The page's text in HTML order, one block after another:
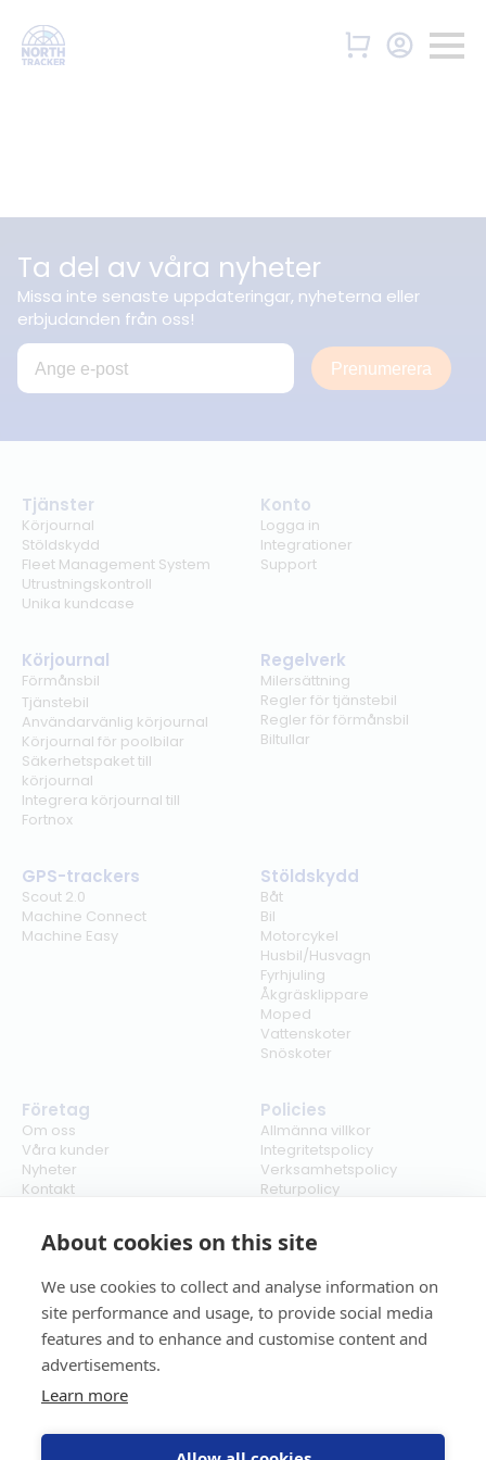
About cookies on this site
We use cookies to collect and analyse information on
site performance and usage, to provide social media
features and to enhance and customise content and
advertisements.
Learn more
Ta del av våra nyheter
Missa inte senaste uppdateringar, nyheterna eller
erbjudanden från oss!
Prenumerera
Tjänster
Körjournal
Stöldskydd
Fleet Management System
Utrustningskontroll
Unika kundcase
Konto
Logga in
Integrationer
Support
Körjournal
Förmånsbil
Tjänstebil
Användarvänlig körjournal
Körjournal för poolbilar
Säkerhetspaket till
körjournal
Integrera körjournal till
Fortnox
Regelverk
Milersättning
Regler för tjänstebil
Regler för förmånsbil
Biltullar
GPS-trackers
Scout 2.0
Machine Connect
Machine Easy
Stöldskydd
Båt
Bil
Motorcykel
Husbil/Husvagn
Fyrhjuling
Åkgräsklippare
Moped
Vattenskoter
Snöskoter
Företag
Om oss
Våra kunder
Nyheter
Kontakt
Policies
Allmänna villkor
Integritetspolicy
Verksamhetspolicy
Returpolicy
Cookies